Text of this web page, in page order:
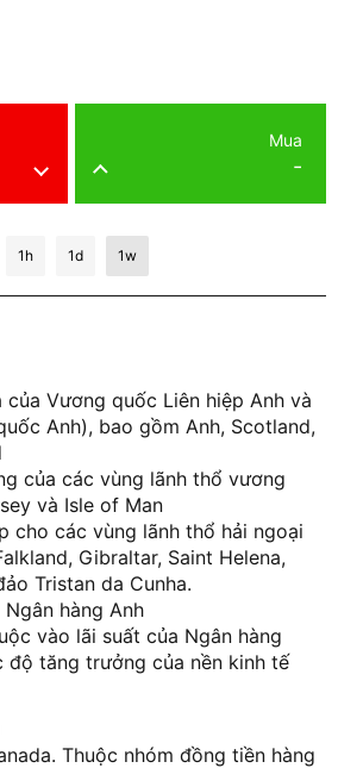
-
Mua
1h 1d 1w
Vương quốc Liên hiệp Anh và
Anh), bao gồm Anh, Scotland,
của các vùng lãnh thổ vương
và Isle of Man
cho các vùng lãnh thổ hải ngoại
Gibraltar, Saint Helena,
Tristan da Cunha.
hàng Anh
vào lãi suất của Ngân hàng
độ tăng trưởng của nền kinh tế
Thuộc nhóm đồng tiền hàng